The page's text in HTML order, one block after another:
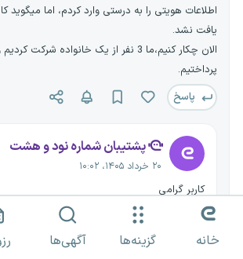
اطلاعات هویتی را به درستی وارد کردم، اما
یافت نشد.
الان چکار کنیم،ما 3 نفر از یک خانواده
پرداختیم.
پاسخ
پشتیبان شماره نود و هشت
۲۰ خرداد ۱۴۰۵، ۱۰:۰۲
کاربر گرامی
در این خصوص با پشتیابنی مجری آزمون در ارتباط
خانه گزینه‌ها آگهی‌ها